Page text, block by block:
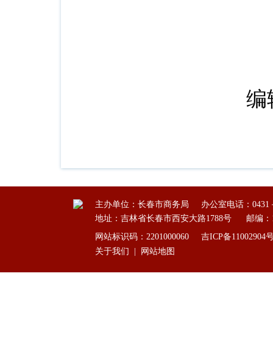
主办单位：长春市商务局
办公室电话：0431
地址：吉林省长春市西安大路1788号
邮编：
网站标识码：2201000060
吉ICP备11002904
关于我们
网站地图